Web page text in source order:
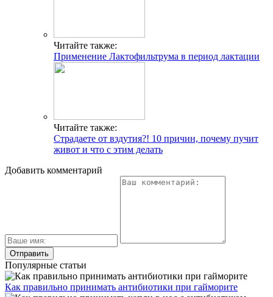
Читайте также:
Применение Лактофильтрума в период лактации
Читайте также:
Страдаете от вздутия?! 10 причин, почему пучит
живот и что с этим делать
Добавить комментарий
Популярные статьи
Как правильно принимать антибиотики при гайморите